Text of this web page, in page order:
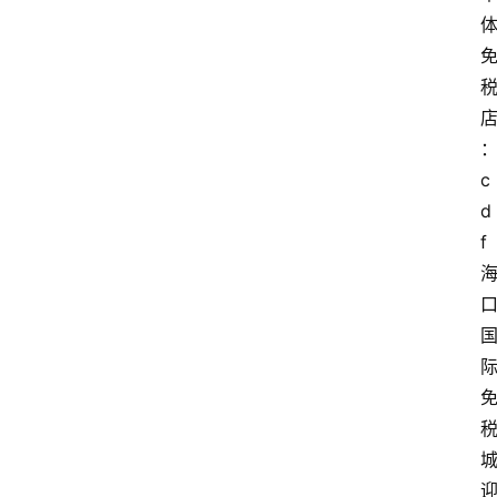
体
免
税
店
：
c
d
f
海
口
国
际
免
税
城
迎